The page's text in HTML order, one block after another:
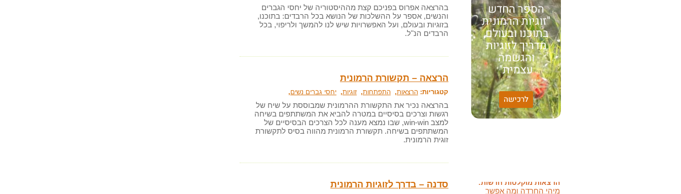
בהרצאה אפרוס בפניכם קצת מההיסטוריה של יחסי הגברים
והנשים, אספר על ההשלכות של הנושא בכל הרבדים: בתוכנו,
בזוגיות ובעולם, ועל האפשרויות שיש לנו להמשך ולריפוי, בכל
הרבדים הנ"ל.
הרצאה – תקשורת הרמונית
קטגוריות: הרצאות, התפתחות, זוגיות, יחסי גברים נשים,
בהרצאה נכיר את התקשורת ההרמונית שמבוססת על שיח של
רגשות וצרכים בסיסיים במטרה להביא את המשתתפים בשיחה
למצב win-win, שבו נמצא מענה לכל הצרכים הבסיסיים של
המשתתפים בשיחה. תקשורת הרמונית מהווה בסיס לתקשורת
זוגית הרמונית.
סדנה – בדרך לזוגיות הרמונית
הספר החדש
"זוגיות הרמונית
בתוכנו ובעולם,
מדריך לזוגיות
והגשמה
עצמית"
לרכישההאמונה שלי:
שונות היא שפע של אפשרויות,
עד שנותנים לה שם וקוראים
לה לקות.
לעשות איתה